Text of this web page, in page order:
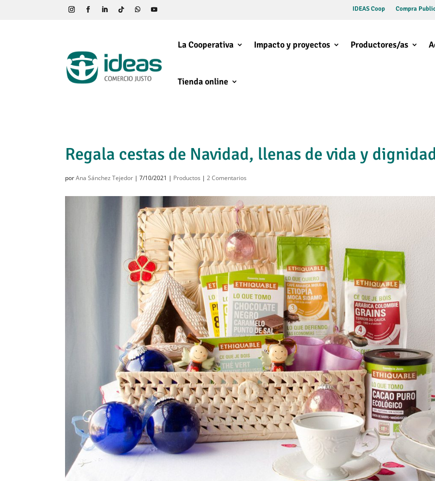
IDEAS Coop Compra
La Cooperativa Impacto y proyectos Productores/as
Tienda online
Regala cestas de Navidad, llenas de vida y
porAna Sánchez Tejedor |7/10/2021 | Productos |2 Comentarios